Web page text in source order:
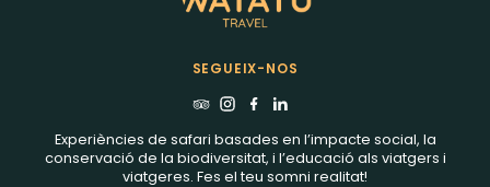
SEGUEIX-NOS
Experiències de safari basades en l’impacte social, la
conservació de la biodiversitat, i l’educació als viatgers i
viatgeres. Fes el teu somni realitat!